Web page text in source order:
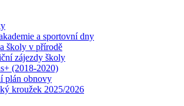
a sportovní dny
školy v přírodě
zájezdy školy
(2018-2020)
plán obnovy
kroužek 2025/2026